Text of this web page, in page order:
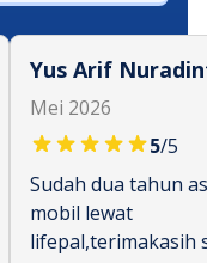
Yus Arif
Mei 2026
5/5
Sudah dua tahun
mobil lewat
lifepal,terimakasih